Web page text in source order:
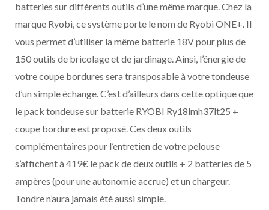
batteries sur différents outils d’une même marque. Chez la
marque Ryobi, ce système porte le nom de Ryobi ONE+. Il
vous permet d’utiliser la même batterie 18V pour plus de
150 outils de bricolage et de jardinage. Ainsi, l’énergie de
votre coupe bordures sera transposable à votre tondeuse
d’un simple échange. C’est d’ailleurs dans cette optique que
le pack tondeuse sur batterie RYOBI Ry18lmh37lt25 +
coupe bordure est proposé. Ces deux outils
complémentaires pour l’entretien de votre pelouse
s’affichent à 419€ le pack de deux outils + 2 batteries de 5
ampères (pour une autonomie accrue) et un chargeur.
Tondre n’aura jamais été aussi simple.